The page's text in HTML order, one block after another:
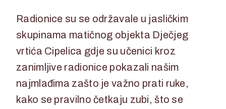
Radionice su se održavale u jasličkim
skupinama matičnog objekta Dječjeg
vrtića Cipelica gdje su učenici kroz
zanimljive radionice pokazali našim
najmlađima zašto je važno prati ruke,
kako se pravilno četkaju zubi, što se